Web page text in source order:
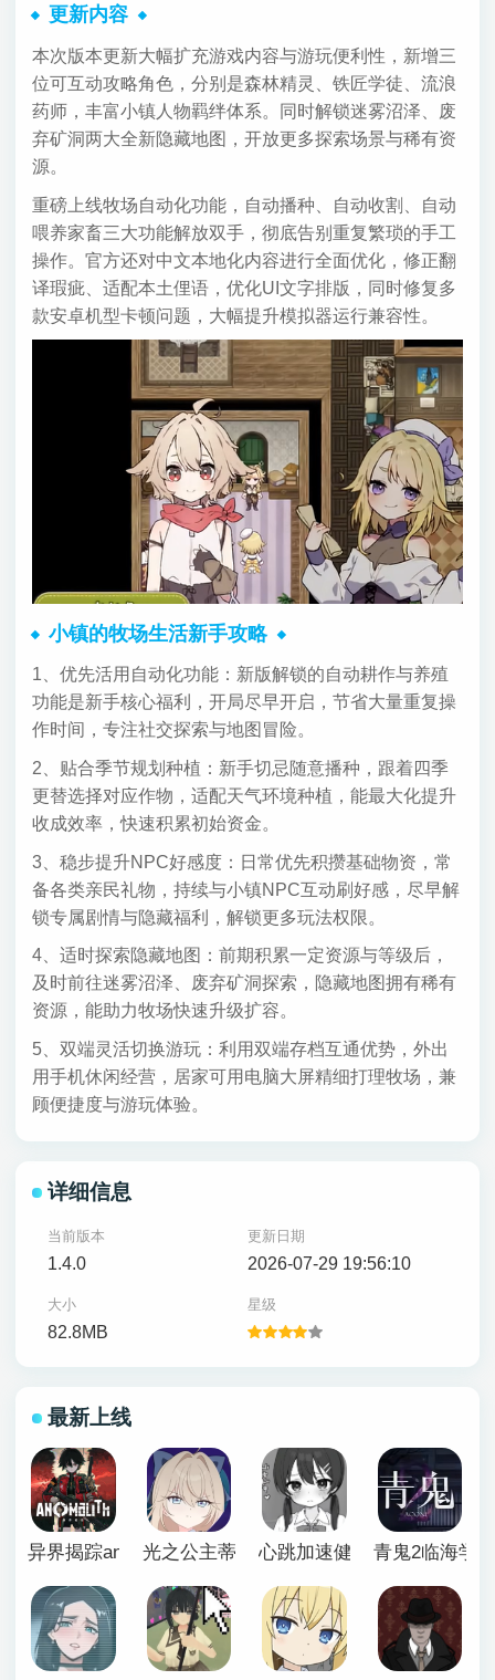
更新内容
本次版本更新大幅扩充游戏内容与游玩便利性，新增三
位可互动攻略角色，分别是森林精灵、铁匠学徒、流浪
药师，丰富小镇人物羁绊体系。同时解锁迷雾沼泽、废
弃矿洞两大全新隐藏地图，开放更多探索场景与稀有资
源。
重磅上线牧场自动化功能，自动播种、自动收割、自动
喂养家畜三大功能解放双手，彻底告别重复繁琐的手工
操作。官方还对中文本地化内容进行全面优化，修正翻
译瑕疵、适配本土俚语，优化UI文字排版，同时修复多
款安卓机型卡顿问题，大幅提升模拟器运行兼容性。
小镇的牧场生活新手攻略
1、优先活用自动化功能：新版解锁的自动耕作与养殖
功能是新手核心福利，开局尽早开启，节省大量重复操
作时间，专注社交探索与地图冒险。
2、贴合季节规划种植：新手切忌随意播种，跟着四季
更替选择对应作物，适配天气环境种植，能最大化提升
收成效率，快速积累初始资金。
3、稳步提升NPC好感度：日常优先积攒基础物资，常
备各类亲民礼物，持续与小镇NPC互动刷好感，尽早解
锁专属剧情与隐藏福利，解锁更多玩法权限。
4、适时探索隐藏地图：前期积累一定资源与等级后，
及时前往迷雾沼泽、废弃矿洞探索，隐藏地图拥有稀有
资源，能助力牧场快速升级扩容。
5、双端灵活切换游玩：利用双端存档互通优势，外出
用手机休闲经营，居家可用电脑大屏精细打理牧场，兼
顾便捷度与游玩体验。
详细信息
当前版本
1.4.0
更新日期
2026-07-29 19:56:10
大小
82.8MB
星级
最新上线
异界揭踪anomalith光之公主蒂亚丽普莉兹姆游戏
心跳加速健康诊断安卓汉化
青鬼2临海学